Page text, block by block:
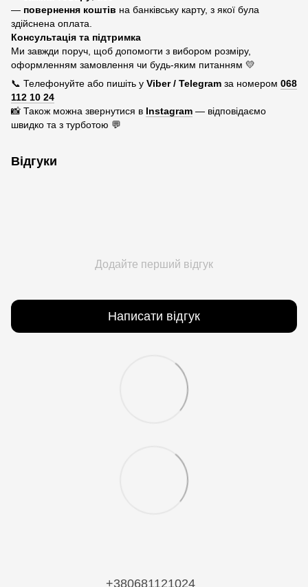
— повернення коштів на банківську карту, з якої була
здійснена оплата.
Консультація та підтримка
Ми завжди поруч, щоб допомогти з вибором розміру,
оформленням замовлення чи будь-яким питанням 💛
📞 Телефонуйте або пишіть у Viber / Telegram за номером 068
112 10 24
📸 Також можна звернутися в Instagram — відповідаємо
швидко та з турботою 💬
Відгуки
Додайте перший відгук
Написати відгук
+380681121024